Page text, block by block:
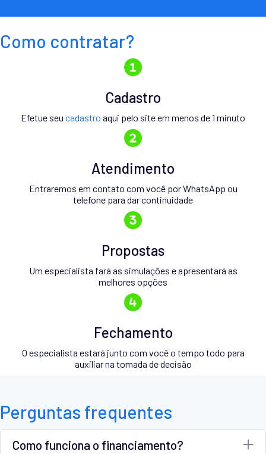
Como contratar?
Cadastro
Efetue seu cadastro aqui pelo site em menos de 1 minuto
Atendimento
Entraremos em contato com você por WhatsApp ou
telefone para dar continuidade
Propostas
Um especialista fará as simulações e apresentará as
melhores opções
Fechamento
O especialista estará junto com você o tempo todo para
auxiliar na tomada de decisão
Perguntas frequentes
Como funciona o financiamento?